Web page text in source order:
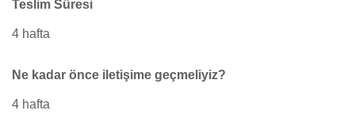
Teslim Süresi
4 hafta
Ne kadar önce iletişime geçmeliyiz?
4 hafta